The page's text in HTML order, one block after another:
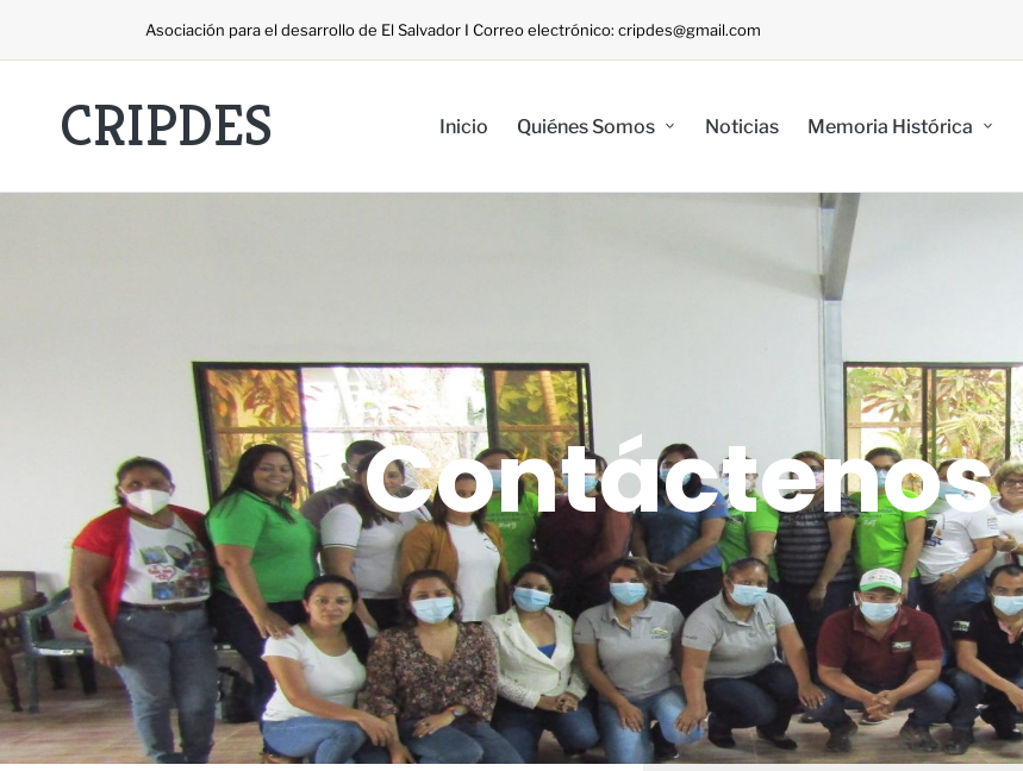
Asociación para el desarrollo de El Salvador I Correo electrónico: cripdes@gmail.com
CRIPDES Inicio Quiénes Somos Noticias Memoria Histórica
Contáctenos